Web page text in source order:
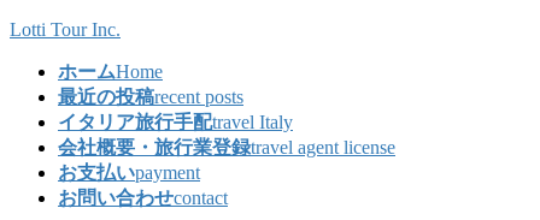
コ
ナ
Lotti Tour Inc.
ホームHome
最近の投稿recent posts
イタリア旅行手配travel Italy
会社概要・旅行業登録travel agent license
お支払いpayment
お問い合わせcontact